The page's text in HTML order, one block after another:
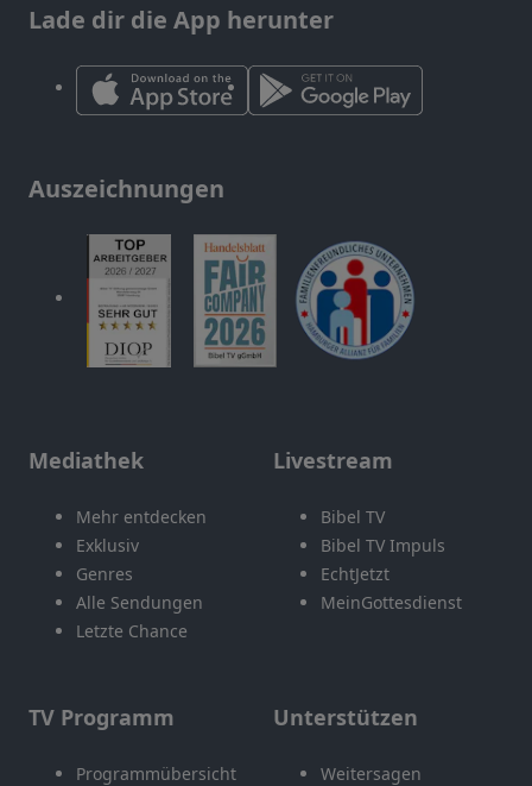
Lade dir die App herunter
Auszeichnungen
Mediathek
Mehr entdecken
Exklusiv
Genres
Alle Sendungen
Letzte Chance
Livestream
Bibel TV
Bibel TV Impuls
EchtJetzt
MeinGottesdienst
TV Programm
Programmübersicht
Unterstützen
Weitersagen